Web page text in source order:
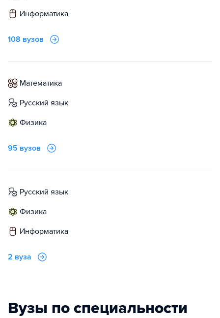
информатика
108 вузов
математика
русский язык
физика
95 вузов
русский язык
физика
информатика
2 вуза
Вузы по специальности